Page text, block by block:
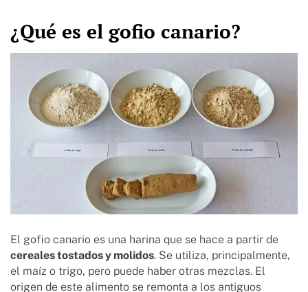
¿Qué es el gofio canario?
El gofio canario es una harina que se hace a partir de
cereales tostados y molidos. Se utiliza, principalmente,
el maíz o trigo, pero puede haber otras mezclas. El
origen de este alimento se remonta a los antiguos